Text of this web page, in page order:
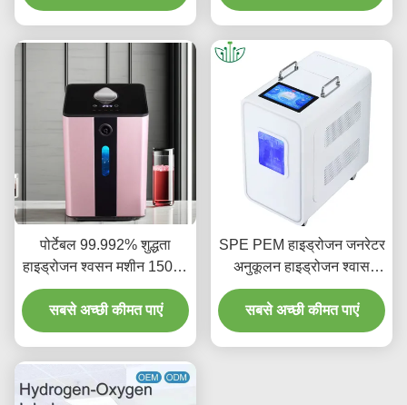
पोर्टेबल 99.992% शुद्धता
हाइड्रोजन श्वसन मशीन 150ml
प्रतिरक्षा को मजबूत करें
सबसे अच्छी कीमत पाएं
SPE PEM हाइड्रोजन जनरेटर
अनुकूलन हाइड्रोजन श्वास
मशीन समायोज्य प्रवाह
सबसे अच्छी कीमत पाएं